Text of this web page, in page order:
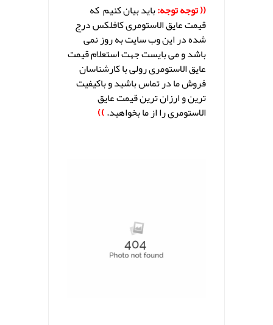
(( توجه توجه:باید بیان کنیم که
قیمت عایق الاستومری کافلکسدرج
شده در این وب سایت به روز نمی
باشد و می بایست جهت استعلام قیمت
عایق الاستومری رولی با کارشناسان
فروش ما در تماس باشید و باکیفیت
ترین و ارزان ترین قیمت عایق
الاستومری را از ما بخواهید.))